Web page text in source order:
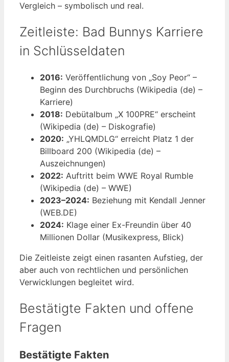
Vergleich – symbolisch und real.
Zeitleiste: Bad Bunnys Karriere
in Schlüsseldaten
2016: Veröffentlichung von „Soy Peor“ –
Beginn des Durchbruchs (Wikipedia (de) –
Karriere)
2018: Debütalbum „X 100PRE“ erscheint
(Wikipedia (de) – Diskografie)
2020: „YHLQMDLG“ erreicht Platz 1 der
Billboard 200 (Wikipedia (de) –
Auszeichnungen)
2022: Auftritt beim WWE Royal Rumble
(Wikipedia (de) – WWE)
2023–2024: Beziehung mit Kendall Jenner
(WEB.DE)
2024: Klage einer Ex-Freundin über 40
Millionen Dollar (Musikexpress, Blick)
Die Zeitleiste zeigt einen rasanten Aufstieg, der
aber auch von rechtlichen und persönlichen
Verwicklungen begleitet wird.
Bestätigte Fakten und offene
Fragen
Bestätigte Fakten